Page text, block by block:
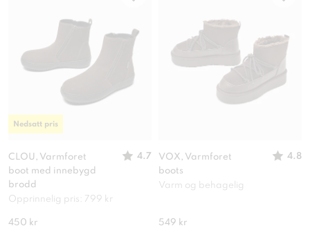
CLOU, Varmforet
boot med innebygd
brodd
4.7
Opprinnelig pris: 799 kr
450 kr
Nedsatt pris
VOX, Varmforet
boots
4.8
Varm og behagelig
549 kr